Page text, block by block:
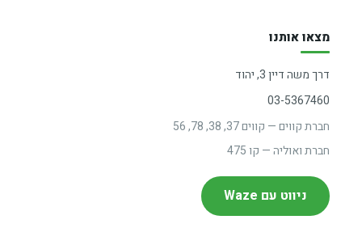
מצאו אותנו
דרך משה דיין 3, יהוד
03-5367460
חברת קווים — קווים 37, 38, 78, 56
חברת ואוליה — קו 475
ניווט עם Waze